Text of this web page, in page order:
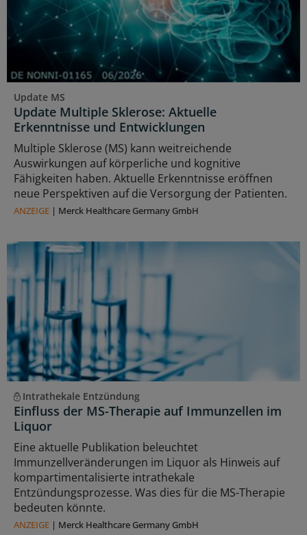
Update MS
Update Multiple Sklerose: Aktuelle
Erkenntnisse und Entwicklungen
Multiple Sklerose (MS) kann weitreichende
Auswirkungen auf körperliche und kognitive
Fähigkeiten haben. Aktuelle Erkenntnisse eröffnen
neue Perspektiven auf die Versorgung der Patienten.
ANZEIGE | Merck Healthcare Germany GmbH
Intrathekale Entzündung
Einfluss der MS-Therapie auf Immunzellen im
Liquor
Eine aktuelle Publikation beleuchtet
Immunzellveränderungen im Liquor als Hinweis auf
kompartimentalisierte intrathekale
Entzündungsprozesse. Was dies für die MS-Therapie
bedeuten könnte.
ANZEIGE | Merck Healthcare Germany GmbH